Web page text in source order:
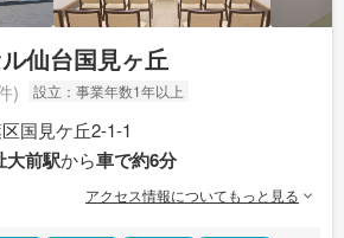
仙台国見ヶ丘
) 設立： 事業年数1年以上
国見ケ丘2-1-1
大前駅から車で約6分
アクセス情報についてもっと見る